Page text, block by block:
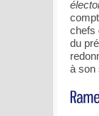
chefs
du
à son